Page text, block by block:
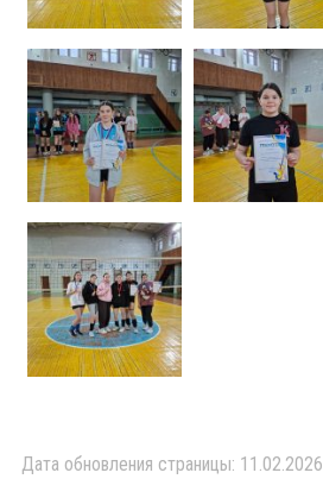
Дата обновления страницы: 11.02.2026